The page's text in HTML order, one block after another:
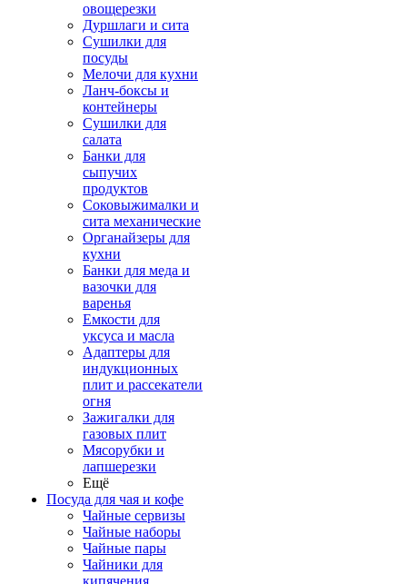
овощерезки
Дуршлаги и сита
Сушилки для
посуды
Мелочи для кухни
Ланч-боксы и
контейнеры
Сушилки для
салата
Банки для
сыпучих
продуктов
Соковыжималки и
сита механические
Органайзеры для
кухни
Банки для меда и
вазочки для
варенья
Емкости для
уксуса и масла
Адаптеры для
индукционных
плит и рассекатели
огня
Зажигалки для
газовых плит
Мясорубки и
лапшерезки
Ещё
Посуда для чая и кофе
Чайные сервизы
Чайные наборы
Чайные пары
Чайники для
кипячения